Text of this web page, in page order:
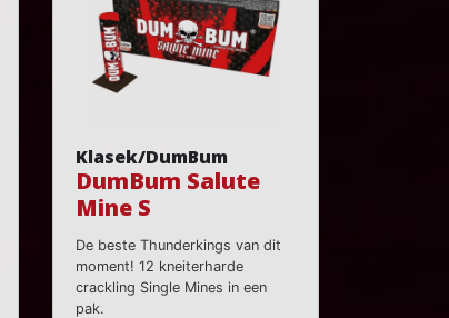
Klasek/DumBum
DumBum Salute
Mine S
De beste Thunderkings van dit
moment! 12 kneiterharde
crackling Single Mines in een
pak.